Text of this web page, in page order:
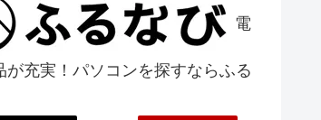
電
が充実！パソコンを探すならふる